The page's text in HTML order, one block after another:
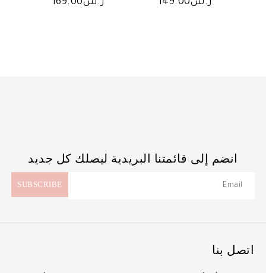
ر.س149.00 ر.س169.00
انضم إلى قائمتنا البريدية ليصلك كل جديد
اتصل بنا